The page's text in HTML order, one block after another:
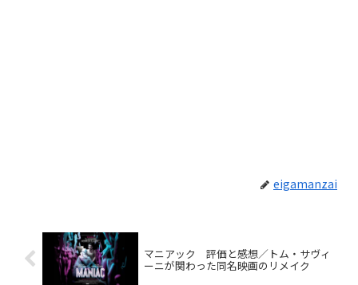
eigamanzai
マニアック 評価と感想／トム・サヴィ
ーニが関わった同名映画のリメイク